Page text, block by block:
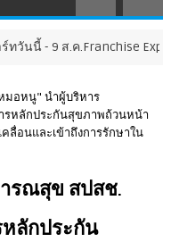
ค.Franchise Expo Thailand
มอหนู" นำผู้บริหาร
รหลักประกันสุขภาพถ้วนหน้า
ลื่อนและเข้าถึงการรักษาใน
รณสุข สปสช.
หลักประกัน